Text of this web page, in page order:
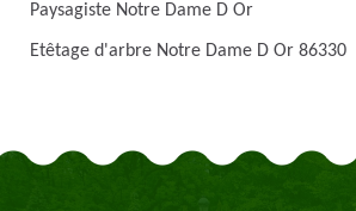
Paysagiste Notre Dame D Or
Etêtage d'arbre Notre Dame D Or 86330